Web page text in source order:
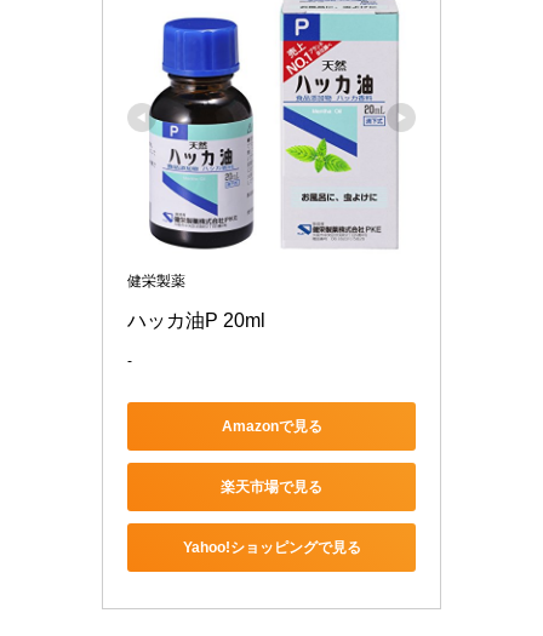
健栄製薬
ハッカ油P 20ml
-
Amazonで見る
楽天市場で見る
Yahoo!ショッピングで見る